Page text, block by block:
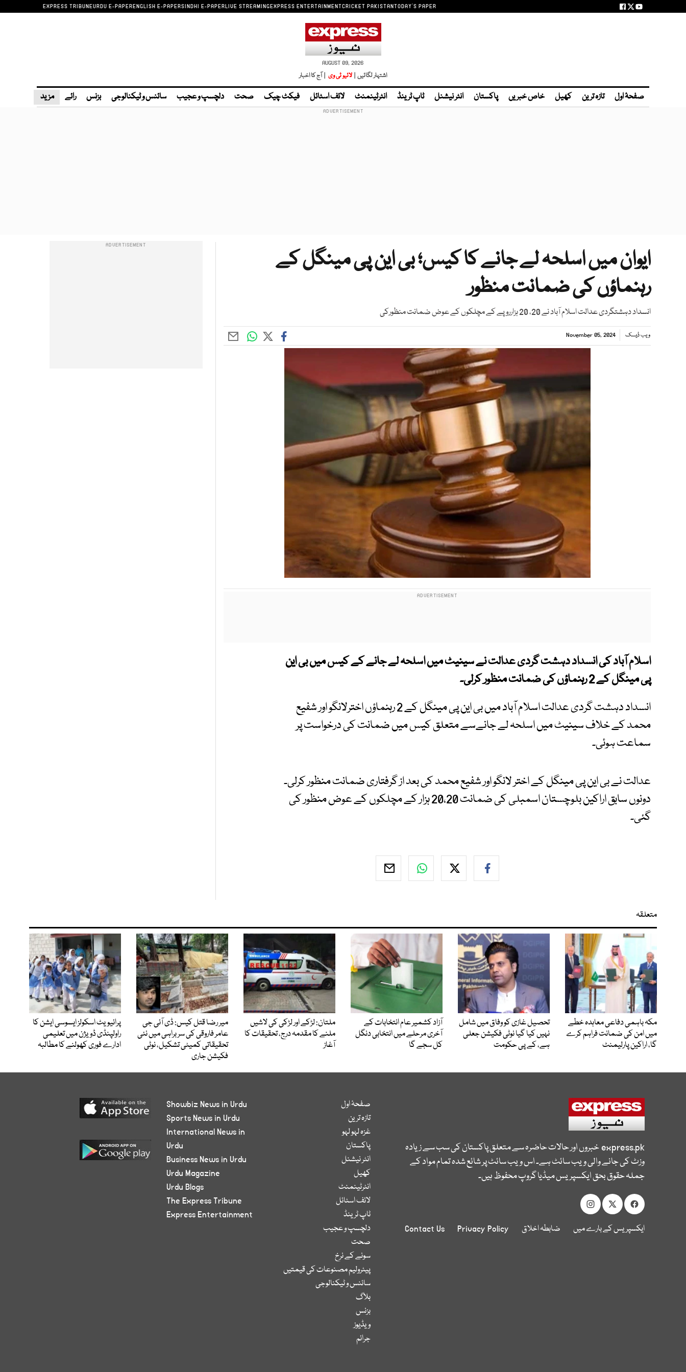
EXPRESS TRIBUNEURDU E-PAPERENGLISH E-PAPERSINDHI E-PAPERLIVE STREAMINGEXPRESS ENTERTAINMENTCRICKET PAKISTANTODAY'S PAPER
AUGUST 09, 2026
اشتہار لگائیں | لائیو ٹی وی | آج کا اخبار
صفحۂ اول تازہ ترین کھیل خاص خبریں پاکستان انٹر نیشنل ٹاپ ٹرینڈ انٹرٹینمنٹ لائف اسٹائل فیکٹ چیک صحت دلچسپ و عجیب سائنس و ٹیکنالوجی بزنس رائے مزید
ایوان میں اسلحہ لے جانے کا کیس؛ بی این پی مینگل کے
رہنماؤں کی ضمانت منظور
انسداد دہشتگردی عدالت اسلام آباد نے 20، 20 ہزارروپے کے مچلکوں کے عوض ضمانت منظورکی
ویب ڈیسک November 05, 2024
اسلام آباد کی انسداد دہشت گردی عدالت نے سینیٹ میں اسلحہ لے جانے کے کیس میں بی این
پی مینگل کے 2 رہنماؤں کی ضمانت منظور کرلی۔
انسداد دہشت گردی عدالت اسلام آباد میں بی این پی مینگل کے 2 رہنماؤں اخترلانگو اور شفیع
محمد کے خلاف سینیٹ میں اسلحہ لے جانےسے متعلق کیس میں ضمانت کی درخواست پر
سماعت ہوئی۔
عدالت نے بی این پی مینگل کے اختر لانگو اور شفیع محمد کی بعد از گرفتاری ضمانت منظور کرلی۔
دونوں سابق اراکین بلوچستان اسمبلی کی ضمانت 20،20 ہزار کے مچلکوں کے عوض منظور کی
گئی۔
متعلقہ
مکہ باہمی دفاعی معاہدہ خطے
میں امن کی ضمانت فراہم کرے
گا، اراکین پارلیمنٹ
تحصیل غازی کو وفاق میں شامل
نہیں کیا گیا نوٹی فکیشن جعلی
ہے، کے پی حکومت
آزاد کشمیر عام انتخابات کے
آخری مرحلے میں انتخابی دنگل
کل سجے گا
ملتان: لڑکے اور لڑکی کی لاشیں
ملنے کا مقدمہ درج، تحقیقات کا
آغاز
میر رضا قتل کیس: ڈی آئی جی
عامر فاروقی کی سربراہی میں نئی
تحقیقاتی کمیٹی تشکیل، نوٹی
فکیشن جاری
پرائیویٹ اسکولز ایسوسی ایشن کا
راولپنڈی ڈویژن میں تعلیمی
ادارے فوری کھولنے کا مطالبہ
express.pkخبروں اور حالات حاضرہ سے متعلق پاکستان کی سب سے زیادہ
وزٹ کی جانے والی ویب سائٹ ہے۔ اس ویب سائٹ پر شائع شدہ تمام مواد کے
جملہ حقوق بحق ایکسپریس میڈیا گروپ محفوظ ہیں۔
ایکسپریس کے بارے میں ضابطہ اخلاق Privacy Policy
Contact Us
صفحۂ اول
تازہ ترین
غزہ لہو لہو
پاکستان
انٹر نیشنل
کھیل
انٹرٹینمنٹ
لائف اسٹائل
ٹاپ ٹرینڈ
دلچسپ و عجیب
صحت
سونے کے نرخ
پیٹرولیم مصنوعات کی قیمتیں
سائنس و ٹیکنالوجی
بلاگ
بزنس
ویڈیوز
جرائم
Showbiz News in Urdu
Sports News in Urdu
International News in
Urdu
Business News in Urdu
Urdu Magazine
Urdu Blogs
The Express Tribune
Express Entertainment